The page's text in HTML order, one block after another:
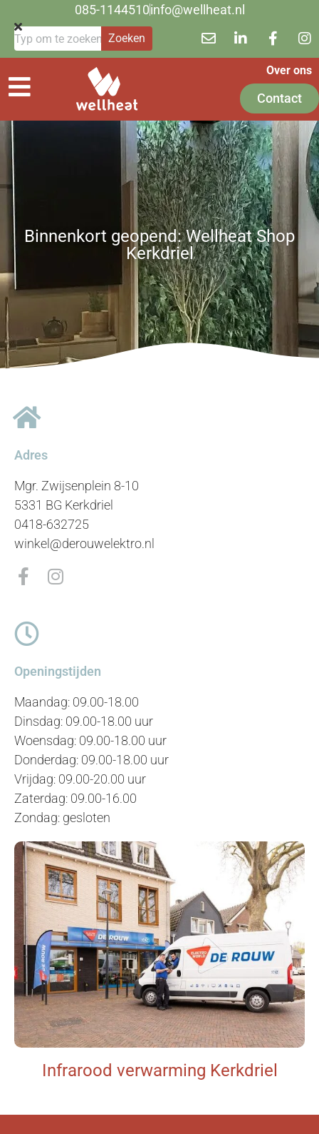
085-1144510info@wellheat.nl
Zoeken
Over ons
Contact
Binnenkort geopend: Wellheat Shop
Kerkdriel
Adres
Mgr. Zwijsenplein 8-10
5331 BG Kerkdriel
0418-632725
winkel@derouwelektro.nl
Openingstijden
Maandag: 09.00-18.00
Dinsdag: 09.00-18.00 uur
Woensdag: 09.00-18.00 uur
Donderdag: 09.00-18.00 uur
Vrijdag: 09.00-20.00 uur
Zaterdag: 09.00-16.00
Zondag: gesloten
Infrarood verwarming Kerkdriel